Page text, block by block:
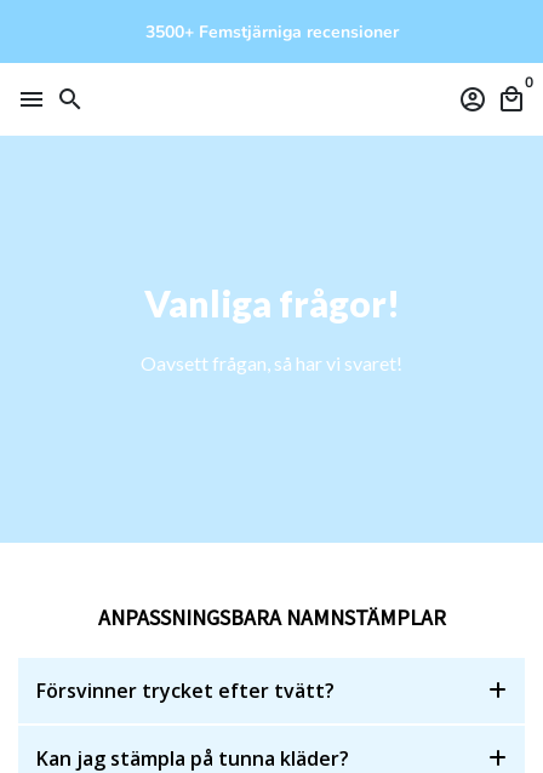
till
innehåll
3500+ Femstjärniga recensioner
menu search account_circle local_mall
0
Vanliga frågor!
Oavsett frågan, så har vi svaret!
ANPASSNINGSBARA NAMNSTÄMPLAR
Försvinner trycket efter tvätt?
Kan jag stämpla på tunna kläder?